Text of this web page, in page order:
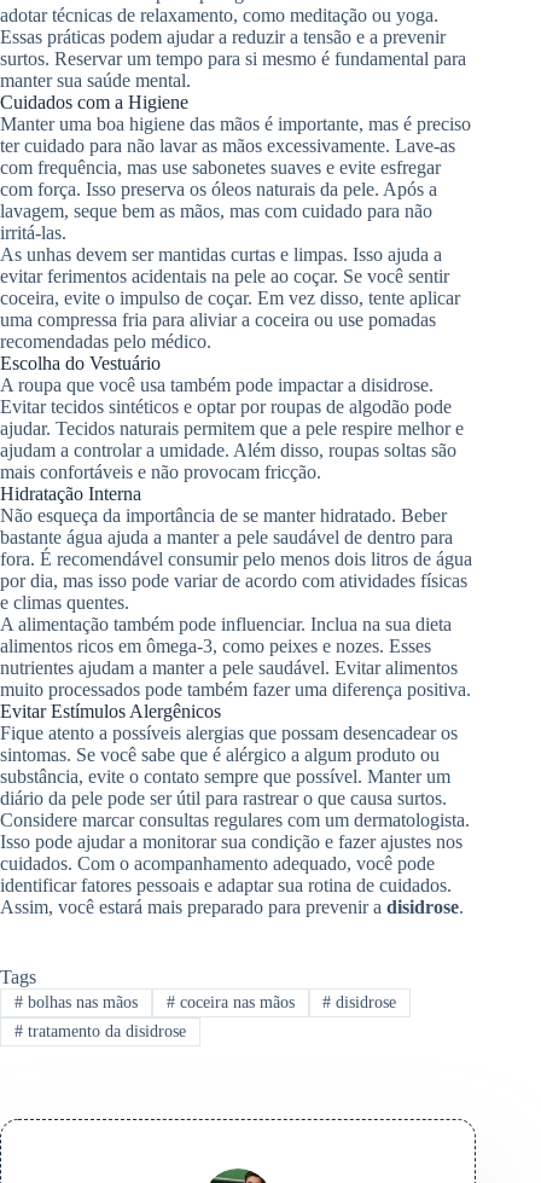
adotar técnicas de relaxamento, como meditação ou yoga.
Essas práticas podem ajudar a reduzir a tensão e a prevenir
surtos. Reservar um tempo para si mesmo é fundamental para
manter sua saúde mental.
Cuidados com a Higiene
Manter uma boa higiene das mãos é importante, mas é preciso
ter cuidado para não lavar as mãos excessivamente. Lave-as
com frequência, mas use sabonetes suaves e evite esfregar
com força. Isso preserva os óleos naturais da pele. Após a
lavagem, seque bem as mãos, mas com cuidado para não
irritá-las.
As unhas devem ser mantidas curtas e limpas. Isso ajuda a
evitar ferimentos acidentais na pele ao coçar. Se você sentir
coceira, evite o impulso de coçar. Em vez disso, tente aplicar
uma compressa fria para aliviar a coceira ou use pomadas
recomendadas pelo médico.
Escolha do Vestuário
A roupa que você usa também pode impactar a disidrose.
Evitar tecidos sintéticos e optar por roupas de algodão pode
ajudar. Tecidos naturais permitem que a pele respire melhor e
ajudam a controlar a umidade. Além disso, roupas soltas são
mais confortáveis e não provocam fricção.
Hidratação Interna
Não esqueça da importância de se manter hidratado. Beber
bastante água ajuda a manter a pele saudável de dentro para
fora. É recomendável consumir pelo menos dois litros de água
por dia, mas isso pode variar de acordo com atividades físicas
e climas quentes.
A alimentação também pode influenciar. Inclua na sua dieta
alimentos ricos em ômega-3, como peixes e nozes. Esses
nutrientes ajudam a manter a pele saudável. Evitar alimentos
muito processados pode também fazer uma diferença positiva.
Evitar Estímulos Alergênicos
Fique atento a possíveis alergias que possam desencadear os
sintomas. Se você sabe que é alérgico a algum produto ou
substância, evite o contato sempre que possível. Manter um
diário da pele pode ser útil para rastrear o que causa surtos.
Considere marcar consultas regulares com um dermatologista.
Isso pode ajudar a monitorar sua condição e fazer ajustes nos
cuidados. Com o acompanhamento adequado, você pode
identificar fatores pessoais e adaptar sua rotina de cuidados.
Assim, você estará mais preparado para prevenir a disidrose.
Tags
#bolhas nas mãos #coceira nas mãos # disidrose
#tratamento da disidrose